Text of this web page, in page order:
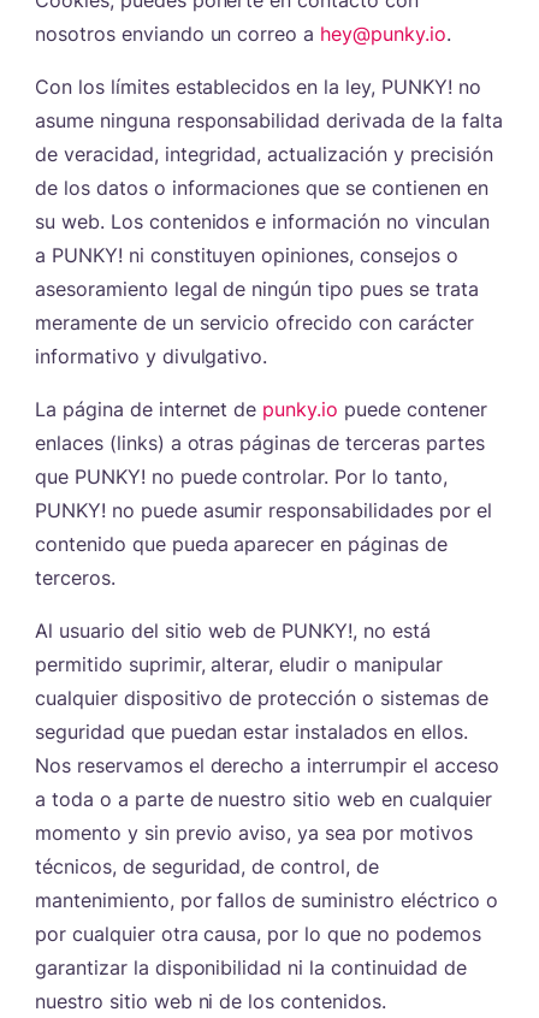
nosotros enviando un correo a hey@punky.io.
Con los límites establecidos en la ley, PUNKY! no
asume ninguna responsabilidad derivada de la falta
de veracidad, integridad, actualización y precisión
de los datos o informaciones que se contienen en
su web. Los contenidos e información no vinculan
a PUNKY! ni constituyen opiniones, consejos o
asesoramiento legal de ningún tipo pues se trata
meramente de un servicio ofrecido con carácter
informativo y divulgativo.
La página de internet de punky.io puede contener
enlaces (links) a otras páginas de terceras partes
que PUNKY! no puede controlar. Por lo tanto,
PUNKY! no puede asumir responsabilidades por el
contenido que pueda aparecer en páginas de
terceros.
Al usuario del sitio web de PUNKY!, no está
permitido suprimir, alterar, eludir o manipular
cualquier dispositivo de protección o sistemas de
seguridad que puedan estar instalados en ellos.
Nos reservamos el derecho a interrumpir el acceso
a toda o a parte de nuestro sitio web en cualquier
momento y sin previo aviso, ya sea por motivos
técnicos, de seguridad, de control, de
mantenimiento, por fallos de suministro eléctrico o
por cualquier otra causa, por lo que no podemos
garantizar la disponibilidad ni la continuidad de
nuestro sitio web ni de los contenidos.